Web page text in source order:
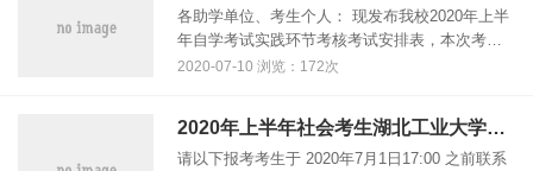
各助学单位、考生个人： 现发布我校2020年上半
年自学考试实践环节考核考试安排表，本次考核
方式全部为居家网上考核，请各助学单位及考生
2020-07-10 浏览：172次
2020年上半年社会考生湖北工业大学（长线）自考实践环节考核报考缴费通知
请以下报考考生于 2020年7月1日17:00 之前联系